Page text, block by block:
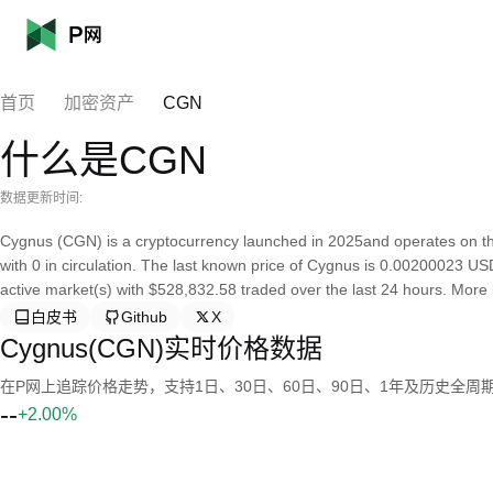
首页 加密资产 CGN
什么是CGN
数据更新时间:
Cygnus (CGN) is a cryptocurrency launched in 2025and operates on
with 0 in circulation. The last known price of Cygnus is 0.00200023
active market(s) with $528,832.58 traded over the last 24 hours.
白皮书
Github X
Cygnus(CGN)实时价格数据
在P网上追踪价格走势，支持1日、30日、60日、90日、1年及历史全周
--+2.00%